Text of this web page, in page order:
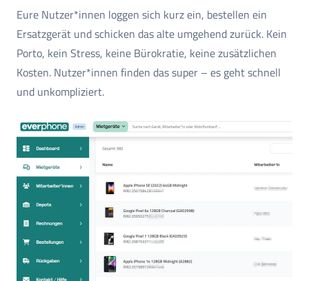
Eure Nutzer*innen loggen sich kurz ein, bestellen ein
Ersatzgerät und schicken das alte umgehend zurück. Kein
Porto, kein Stress, keine Bürokratie, keine zusätzlichen
Kosten. Nutzer*innen finden das super – es geht schnell
und unkompliziert.